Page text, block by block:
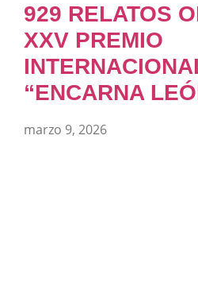
929 RELATOS
XXV PREMIO
“ENCARNA
marzo 9, 2026